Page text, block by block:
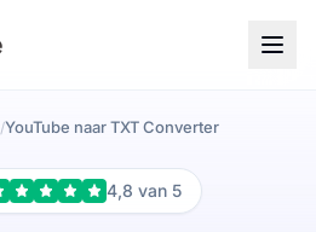
/YouTube naar TXT Converter
4,8 van 5